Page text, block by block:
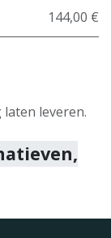
144,00 €
leveren.